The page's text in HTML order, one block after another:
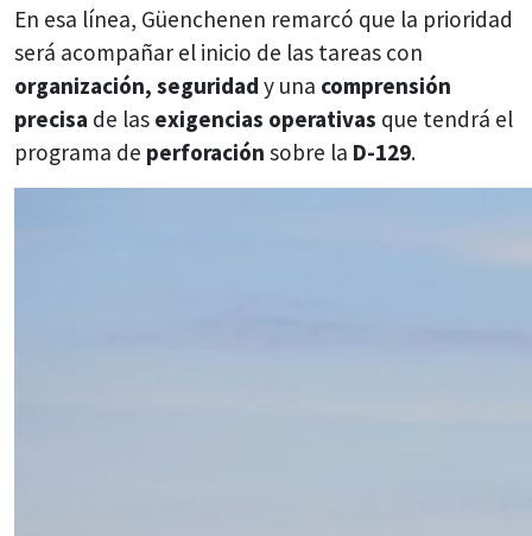
En esa línea, Güenchenen remarcó que la prioridad
será acompañar el inicio de las tareas con
organización, seguridad y una comprensión
precisa de las exigencias operativas que tendrá el
programa de perforación sobre la D-129.